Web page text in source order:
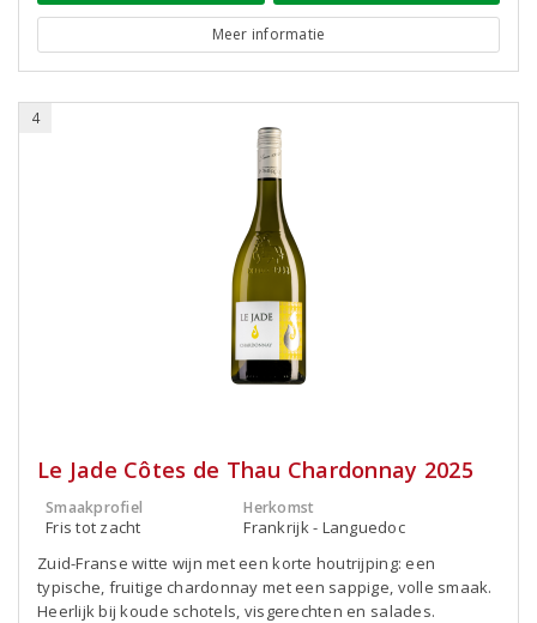
Meer informatie
4
Le Jade Côtes de Thau Chardonnay 2025
Smaakprofiel
Fris tot zacht
Herkomst
Frankrijk - Languedoc
Zuid-Franse witte wijn met een korte houtrijping: een
typische, fruitige chardonnay met een sappige, volle smaak.
Heerlijk bij koude schotels, visgerechten en salades.